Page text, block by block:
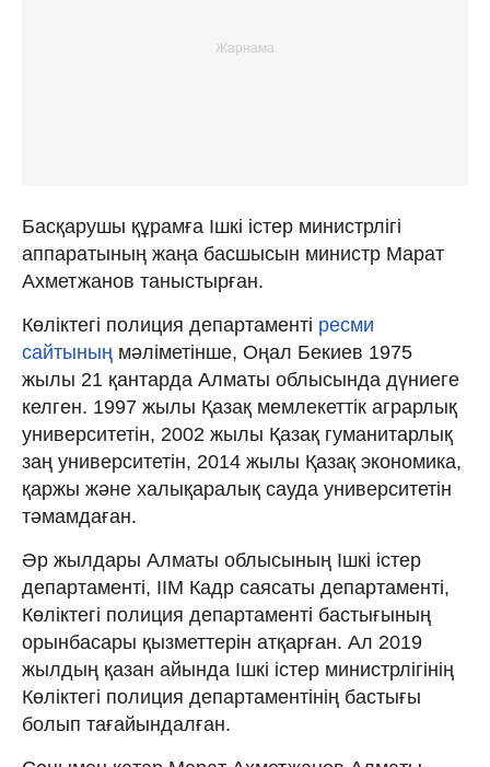
Басқарушы құрамға Ішкі істер министрлігі
аппаратының жаңа басшысын министр Марат
Ахметжанов таныстырған.
Көліктегі полиция департаменті ресми
сайтының мәліметінше, Оңал Бекиев 1975
жылы 21 қантарда Алматы облысында дүниеге
келген. 1997 жылы Қазақ мемлекеттік аграрлық
университетін, 2002 жылы Қазақ гуманитарлық
заң университетін, 2014 жылы Қазақ экономика,
қаржы және халықаралық сауда университетін
тәмамдаған.
Әр жылдары Алматы облысының Ішкі істер
департаменті, ІІМ Кадр саясаты департаменті,
Көліктегі полиция департаменті бастығының
орынбасары қызметтерін атқарған. Ал 2019
жылдың қазан айында Ішкі істер министрлігінің
Көліктегі полиция департаментінің бастығы
болып тағайындалған.